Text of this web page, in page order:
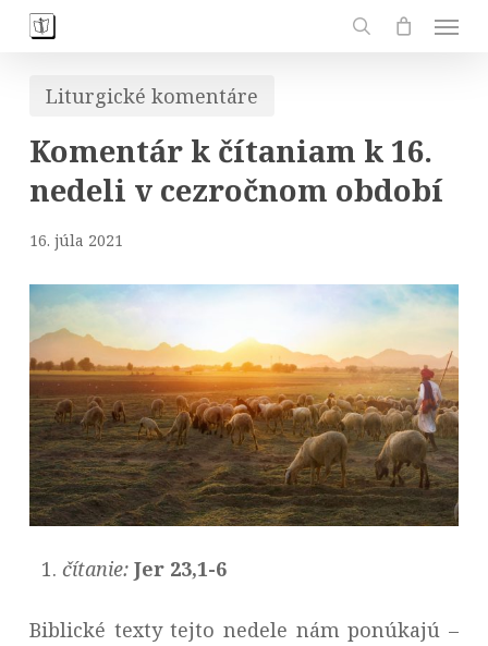
Skip
contentLiturgické komentáre
Komentár k čítaniam k 16.
nedeli v cezročnom období
16. júla 2021
čítanie: Jer 23,1-6
Biblické texty tejto nedele nám ponúkajú –